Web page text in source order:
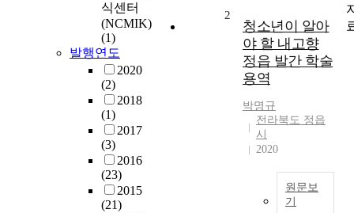
식센터
(NCMIK)
(1)
발행연도
2020
(2)
2018
(1)
2017
(3)
2016
(23)
2015
(21)
2
청소년이 알아
야 할 내고향
정읍 발간 학술
용역
박명규
전라북도 정읍
시
2020
원문보
기